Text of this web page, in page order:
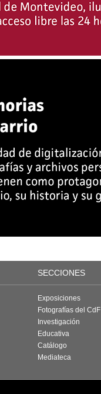
SECCIONES
Exposiciones
Fotografías del CdF
Investigación
Educativa
Catálogo
Mediateca